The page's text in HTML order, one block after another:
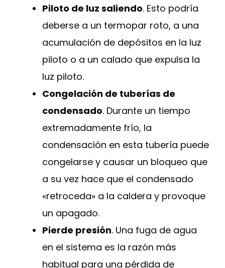
Piloto de luz saliendo. Esto podría
deberse a un termopar roto, a una
acumulación de depósitos en la luz
piloto o a un calado que expulsa la
luz piloto.
Congelación de tuberías de
condensado. Durante un tiempo
extremadamente frío, la
condensación en esta tubería puede
congelarse y causar un bloqueo que
a su vez hace que el condensado
«retroceda» a la caldera y provoque
un apagado.
Pierde presión. Una fuga de agua
en el sistema es la razón más
habitual para una pérdida de